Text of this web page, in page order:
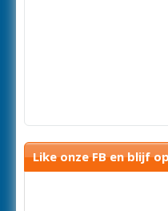
Like onze FB en blijf